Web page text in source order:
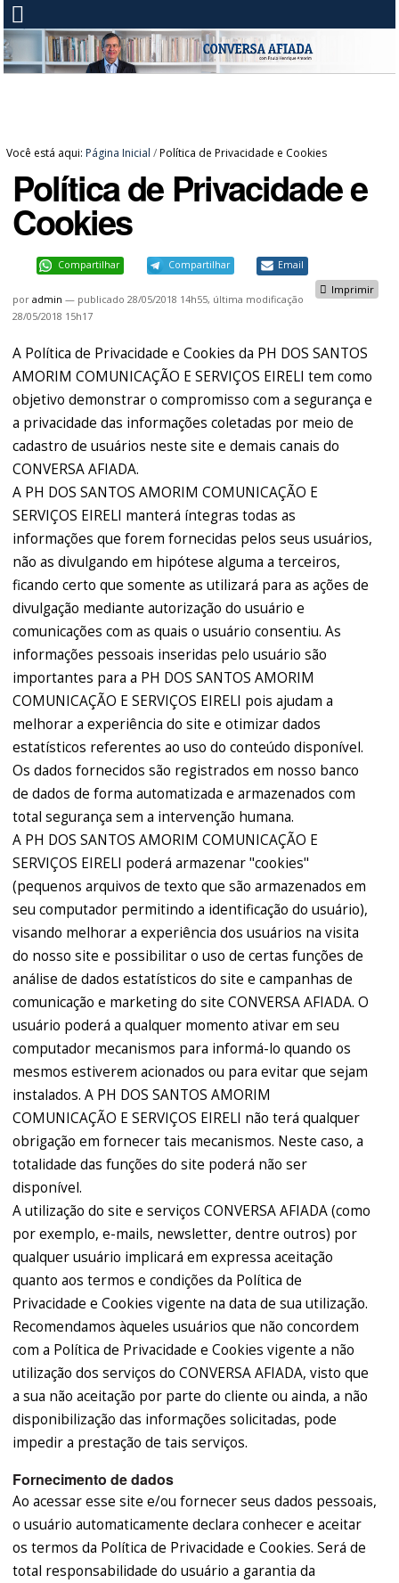
Você está aqui: Página Inicial /Política de Privacidade e Cookies
Política de Privacidade e
Cookies
Compartilhar Compartilhar Email
Imprimir
poradmin — publicado 28/05/2018 14h55, última modificação
28/05/2018 15h17
A Política de Privacidade e Cookies da PH DOS SANTOS
AMORIM COMUNICAÇÃO E SERVIÇOS EIRELI tem como
objetivo demonstrar o compromisso com a segurança e
a privacidade das informações coletadas por meio de
cadastro de usuários neste site e demais canais do
CONVERSA AFIADA.
A PH DOS SANTOS AMORIM COMUNICAÇÃO E
SERVIÇOS EIRELI manterá íntegras todas as
informações que forem fornecidas pelos seus usuários,
não as divulgando em hipótese alguma a terceiros,
ficando certo que somente as utilizará para as ações de
divulgação mediante autorização do usuário e
comunicações com as quais o usuário consentiu. As
informações pessoais inseridas pelo usuário são
importantes para a PH DOS SANTOS AMORIM
COMUNICAÇÃO E SERVIÇOS EIRELI pois ajudam a
melhorar a experiência do site e otimizar dados
estatísticos referentes ao uso do conteúdo disponível.
Os dados fornecidos são registrados em nosso banco
de dados de forma automatizada e armazenados com
total segurança sem a intervenção humana.
A PH DOS SANTOS AMORIM COMUNICAÇÃO E
SERVIÇOS EIRELI poderá armazenar "cookies"
(pequenos arquivos de texto que são armazenados em
seu computador permitindo a identificação do usuário),
visando melhorar a experiência dos usuários na visita
do nosso site e possibilitar o uso de certas funções de
análise de dados estatísticos do site e campanhas de
comunicação e marketing do site CONVERSA AFIADA. O
usuário poderá a qualquer momento ativar em seu
computador mecanismos para informá-lo quando os
mesmos estiverem acionados ou para evitar que sejam
instalados. A PH DOS SANTOS AMORIM
COMUNICAÇÃO E SERVIÇOS EIRELI não terá qualquer
obrigação em fornecer tais mecanismos. Neste caso, a
totalidade das funções do site poderá não ser
disponível.
A utilização do site e serviços CONVERSA AFIADA (como
por exemplo, e-mails, newsletter, dentre outros) por
qualquer usuário implicará em expressa aceitação
quanto aos termos e condições da Política de
Privacidade e Cookies vigente na data de sua utilização.
Recomendamos àqueles usuários que não concordem
com a Política de Privacidade e Cookies vigente a não
utilização dos serviços do CONVERSA AFIADA, visto que
a sua não aceitação por parte do cliente ou ainda, a não
disponibilização das informações solicitadas, pode
impedir a prestação de tais serviços.
Fornecimento de dados
Ao acessar esse site e/ou fornecer seus dados pessoais,
o usuário automaticamente declara conhecer e aceitar
os termos da Política de Privacidade e Cookies. Será de
total responsabilidade do usuário a garantia da